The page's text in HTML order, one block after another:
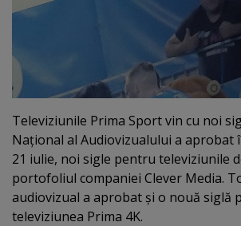
Televiziunile Prima Sport vin cu noi
Naţional al Audiovizualului a aprobat
21 iulie, noi sigle pentru televiziunile
portofoliul companiei Clever Media.
audiovizual a aprobat şi o nouă siglă
televiziunea Prima 4K.